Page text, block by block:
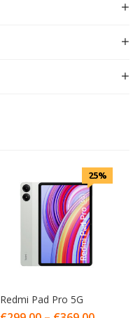
25%
Redmi Pad Pro 5G